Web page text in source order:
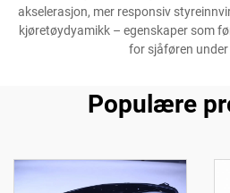
akselerasjon, mer responsiv
kjøretøydyamikk – egenskaper som
for sjåføren under
Populære